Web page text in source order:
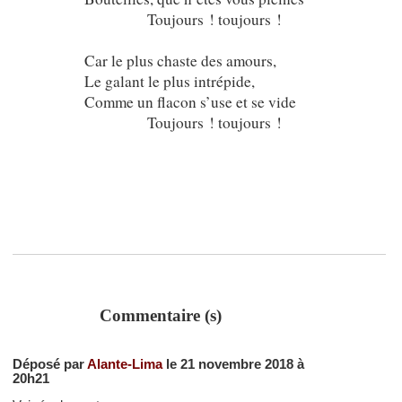
Toujours ! toujours !
Car le plus chaste des amours,
Le galant le plus intrépide,
Comme un flacon s’use et se vide
Toujours ! toujours !
Commentaire (s)
Déposé parAlante-Limale 21 novembre 2018 à
20h21